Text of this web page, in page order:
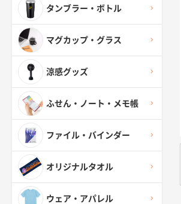
タンブラー・ボトル
マグカップ・グラス
涼感グッズ
ふせん・ノート・メモ帳
ファイル・バインダー
オリジナルタオル
ウェア・アパレル